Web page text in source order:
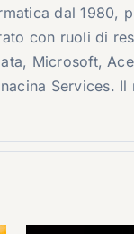
dal 1980,
con ruoli di
Microsoft,
Services. Il